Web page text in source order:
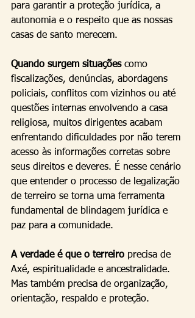
para garantir a proteção jurídica, a
autonomia e o respeito que as nossas
casas de santo merecem.
Quando surgem situações como
fiscalizações, denúncias, abordagens
policiais, conflitos com vizinhos ou até
questões internas envolvendo a casa
religiosa, muitos dirigentes acabam
enfrentando dificuldades por não terem
acesso às informações corretas sobre
seus direitos e deveres. É nesse cenário
que entender o processo de legalização
de terreiro se torna uma ferramenta
fundamental de blindagem jurídica e
paz para a comunidade.
A verdade é que o terreiro precisa de
Axé, espiritualidade e ancestralidade.
Mas também precisa de organização,
orientação, respaldo e proteção.